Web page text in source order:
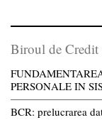
Biroul de Credit
PERSONALE IN
BCR: prelucrarea